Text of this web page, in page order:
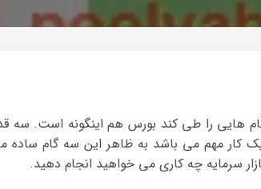
گام هایی را طی کند بورس هم اینگونه است. سه
کار مهم می باشد به ظاهر این سه گام ساده
سرمایه چه کاری می خواهید انجام دهید.